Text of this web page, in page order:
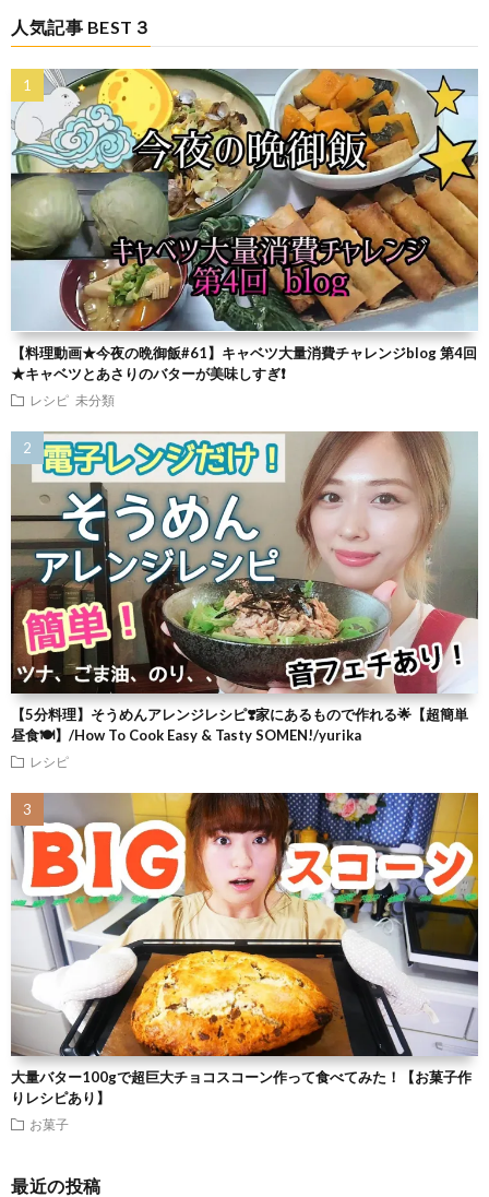
人気記事 BEST３
【料理動画★今夜の晩御飯#61】キャベツ大量消費チャレンジblog 第4回
★キャベツとあさりのバターが美味しすぎ❗
レシピ 未分類
【5分料理】そうめんアレンジレシピ❣️家にあるもので作れる🌟【超簡単
昼食🍽】/How To Cook Easy & Tasty SOMEN!/yurika
レシピ
大量バター100gで超巨大チョコスコーン作って食べてみた！【お菓子作
りレシピあり】
お菓子
最近の投稿